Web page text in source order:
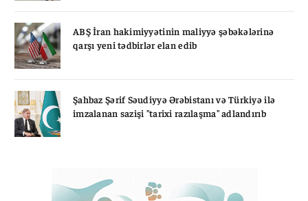
ABŞ İran hakimiyyətinin maliyyə şəbəkələrinə
qarşı yeni tədbirlər elan edib
Şahbaz Şərif Səudiyyə Ərəbistanı və Türkiyə ilə
imzalanan sazişi "tarixi razılaşma" adlandırıb